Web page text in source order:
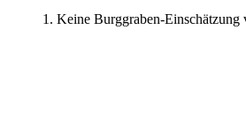
Keine Burggraben-Einschätzung